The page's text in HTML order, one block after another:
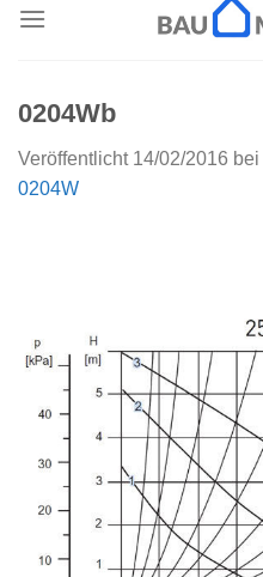
Inhalt
0204Wb
Veröffentlicht 14/02/2016 bei
0204W